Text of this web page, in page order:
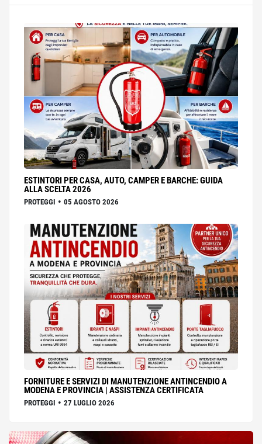
ESTINTORI PER CASA, AUTO, CAMPER E BARCHE: GUIDA
ALLA SCELTA 2026
PROTEGGI • 05 AGOSTO 2026
FORNITURE E SERVIZI DI MANUTENZIONE ANTINCENDIO A
MODENA E PROVINCIA | ASSISTENZA CERTIFICATA
PROTEGGI • 27 LUGLIO 2026